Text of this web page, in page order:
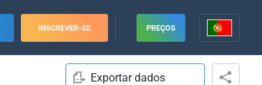
INSCREVER-SE PREÇOS
Exportar dados